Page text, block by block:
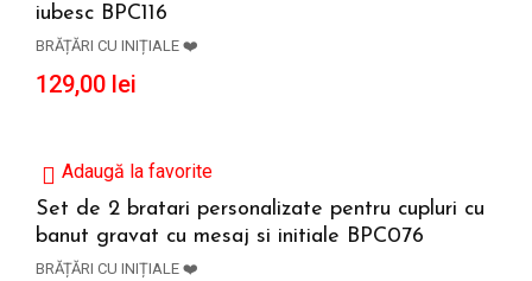
iubesc BPC116
BRĂȚĂRI CU INIȚIALE ❤️
129,00 lei
Adaugă la favorite
Set de 2 bratari personalizate pentru cupluri cu
banut gravat cu mesaj si initiale BPC076
BRĂȚĂRI CU INIȚIALE ❤️